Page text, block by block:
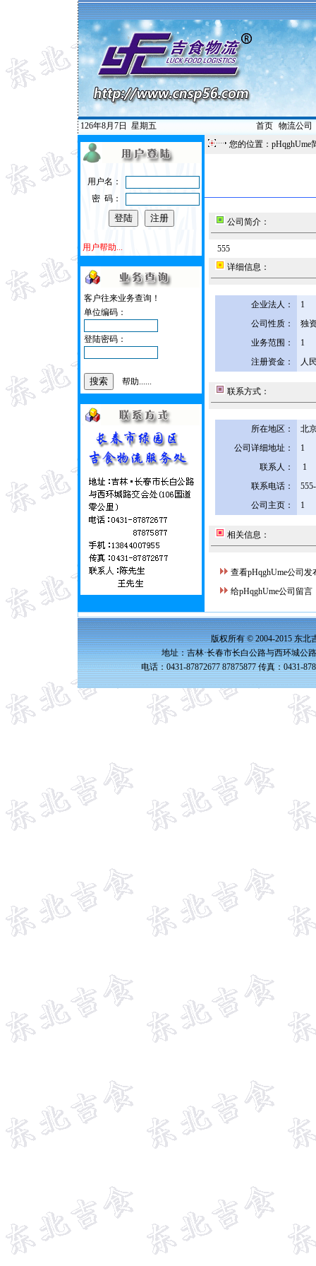
126年8月7日 星期五 首页| 物流公司
用户名：
密 码：
用户帮助...
客户往来业务查询！
单位编码：
登陆密码：
帮助......
您的位置：pHqghUme
公司简介：
555
详细信息：
企业法人：
1
公司性质：
独
业务范围：
1
注册资金：
人
联系方式：
所在地区：
北
公司详细地址：
1
联系人：
1
联系电话：
公司主页：
1
相关信息：
查看pHqghUme公司发
给pHqghUme公司留言
版权所有 © 2004-2015 东北
地址：吉林·长春市长白公路与西环城公
电话：0431-87872677 87875877 传真：0431-